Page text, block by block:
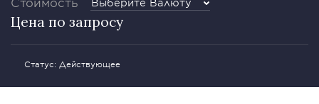
Выберите Валюту
Цена по запросу
Статус: Действующее